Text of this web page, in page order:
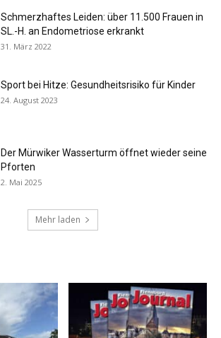
Schmerzhaftes Leiden: über 11.500 Frauen in
SL.-H. an Endometriose erkrankt
31. März 2022
Sport bei Hitze: Gesundheitsrisiko für Kinder
24. August 2023
Der Mürwiker Wasserturm öffnet wieder seine
Pforten
2. Mai 2025
Mehr laden